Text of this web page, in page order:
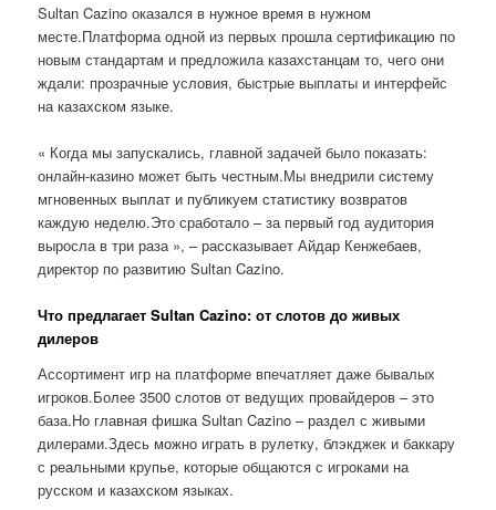
Sultan Cazino оказался в нужное время в нужном
месте.Платформа одной из первых прошла сертификацию по
новым стандартам и предложила казахстанцам то, чего они
ждали: прозрачные условия, быстрые выплаты и интерфейс
на казахском языке.
« Когда мы запускались, главной задачей было показать:
онлайн-казино может быть честным.Мы внедрили систему
мгновенных выплат и публикуем статистику возвратов
каждую неделю.Это сработало – за первый год аудитория
выросла в три раза », – рассказывает Айдар Кенжебаев,
директор по развитию Sultan Cazino.
Что предлагает Sultan Cazino: от слотов до живых
дилеров
Ассортимент игр на платформе впечатляет даже бывалых
игроков.Более 3500 слотов от ведущих провайдеров – это
база.Но главная фишка Sultan Cazino – раздел с живыми
дилерами.Здесь можно играть в рулетку, блэкджек и баккару
с реальными крупье, которые общаются с игроками на
русском и казахском языках.